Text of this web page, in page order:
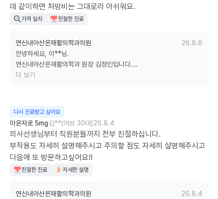
데 같이하면 처방비는 그대로라 아쉬워요.
가격 일치 친절한 진료
연신내아산온재활의학과의원
26.8.6
안녕하세요, 이**님.
연신내아산온재활의학과 원장 김정인입니다.
우 혈액검사를 함께 권유드리며 환자분의 건강 상태를 꼼꼼히 확인하고
있습니다.
또한 말씀해 주신 부분은 앞으로 진료 서비스를 개선하는 데 참고하겠습
니다. 앞으로도 믿고 찾아주실 수 있도록 최선을 다하겠습니다.
감사합니다.
더 보기
다시 진료받고 싶어요
마운자로 5mg김**(여성 30대)26.8.4
의사선생님부터 직원분들까지 전부 친절하십니다.
부작용도 자세히 설명해주시고 주의할 점도 자세히 살명해주시고
다음에 또 방문하고싶어요!!
친절한 진료 자세한 설명
연신내아산온재활의학과의원
26.8.4